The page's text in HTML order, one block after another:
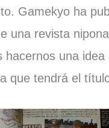
Gamekyo ha
una revista
hacernos una idea
que tendrá el